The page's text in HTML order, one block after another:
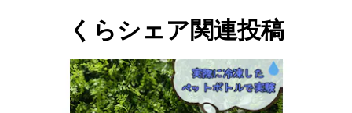
くらシェア関連投稿